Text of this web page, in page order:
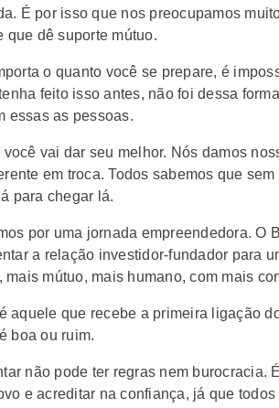
É por isso que nos preocupamos
que dê suporte mútuo.
o quanto você se prepare, é
feito isso antes, não foi dessa
essas as pessoas.
vai dar seu melhor. Nós damos
em troca. Todos sabemos que
para chegar lá.
por uma jornada empreendedora. O
a relação investidor-fundador para
mais mútuo, mais humano, com mais
aquele que recebe a primeira ligação
boa ou ruim.
não pode ter regras nem burocracia.
e acreditar na confiança, já que todos